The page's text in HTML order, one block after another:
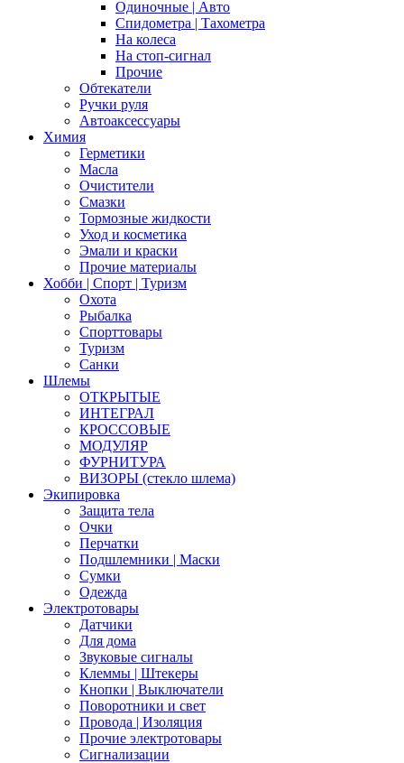
Одиночные | Авто
Спидометра | Тахометра
На колеса
На стоп-сигнал
Прочие
Обтекатели
Ручки руля
Автоаксессуары
Химия
Герметики
Масла
Очистители
Смазки
Тормозные жидкости
Уход и косметика
Эмали и краски
Прочие материалы
Хобби | Cпорт | Туризм
Охота
Рыбалка
Спорттовары
Туризм
Санки
Шлемы
ОТКРЫТЫЕ
ИНТЕГРАЛ
КРОССОВЫЕ
МОДУЛЯР
ФУРНИТУРА
ВИЗОРЫ (стекло шлема)
Экипировка
Защита тела
Очки
Перчатки
Подшлемники | Маски
Сумки
Одежда
Электротовары
Датчики
Для дома
Звуковые сигналы
Клеммы | Штекеры
Кнопки | Выключатели
Поворотники и свет
Провода | Изоляция
Прочие электротовары
Сигнализации